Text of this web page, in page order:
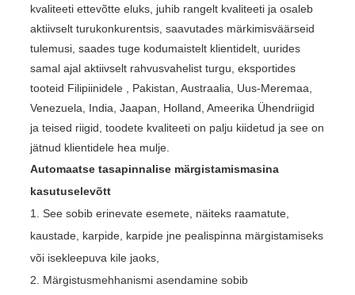
kvaliteeti ettevõtte eluks, juhib rangelt kvaliteeti ja osaleb
aktiivselt turukonkurentsis, saavutades märkimisväärseid
tulemusi, saades tuge kodumaistelt klientidelt, uurides
samal ajal aktiivselt rahvusvahelist turgu, eksportides
tooteid Filipiinidele , Pakistan, Austraalia, Uus-Meremaa,
Venezuela, India, Jaapan, Holland, Ameerika Ühendriigid
ja teised riigid, toodete kvaliteeti on palju kiidetud ja see on
jätnud klientidele hea mulje.
Automaatse tasapinnalise märgistamismasina
kasutuselevõtt
1. See sobib erinevate esemete, näiteks raamatute,
kaustade, karpide, karpide jne pealispinna märgistamiseks
või isekleepuva kile jaoks,
2. Märgistusmehhanismi asendamine sobib